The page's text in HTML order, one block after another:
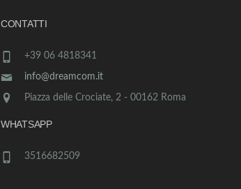
CONTATTI
+39 06 4818341
info@dreamcom.it
Piazza delle Crociate, 2 - 00162 Roma
WHATSAPP
3516682509